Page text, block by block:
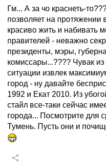
Гм... А за чо краснеть-
позволяет на протяжении
красиво жить и набивать
правителей - неважно
президенты, мэры,
комиссары...???? Чувак
ситуации извлек
город - ну давайте
1992 и Екат 2010. Из
стайл все-таки сейчас
города... Посмотрите для
Тумень. Пусть они и